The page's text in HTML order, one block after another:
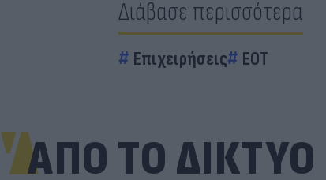
Διάβασε περισσότερα
Επιχειρήσεις EOT
ΑΠΟ ΤΟ ΔΙΚΤΥΟ